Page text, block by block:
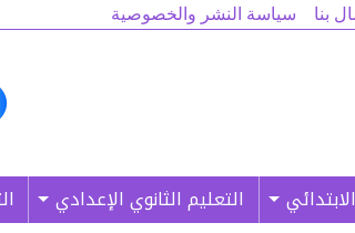
بنا سياسة النشر والخصوصية
التعليم الثانوي الإعدادي